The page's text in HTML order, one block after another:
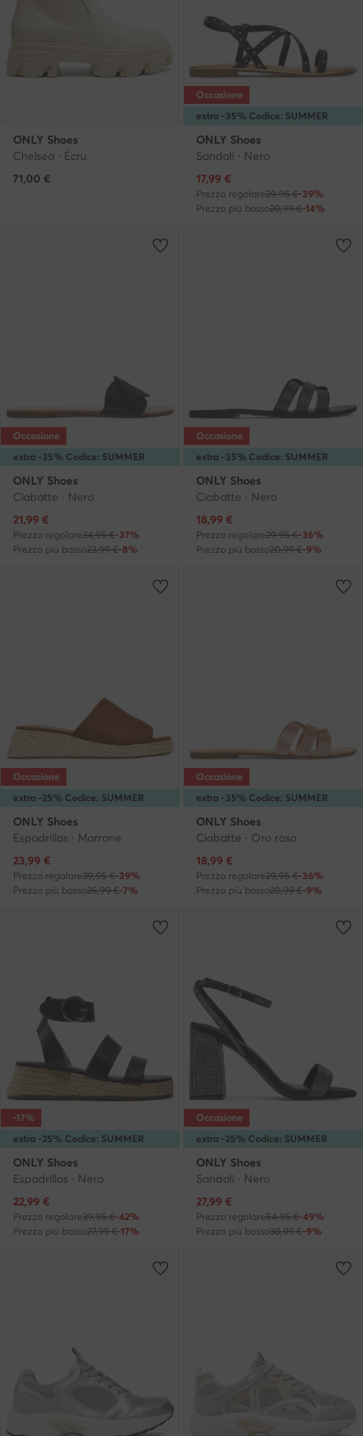
ONLY Shoes
Chelsea · Écru
71,00 €
extra -35% Codice: SUMMER
Occasione
ONLY Shoes
Sandali · Nero
Prezzo attuale
17,99 €
Prezzo regolare29,95 €-39%
Prezzo più basso20,99 €-14%
extra -35% Codice: SUMMER
Occasione
ONLY Shoes
Ciabatte · Nero
Prezzo attuale
21,99 €
Prezzo regolare34,95 €-37%
Prezzo più basso23,99 €-8%
extra -35% Codice: SUMMER
Occasione
ONLY Shoes
Ciabatte · Nero
Prezzo attuale
18,99 €
Prezzo regolare29,95 €-36%
Prezzo più basso20,99 €-9%
extra -25% Codice: SUMMER
Occasione
ONLY Shoes
Espadrillas · Marrone
Prezzo attuale
23,99 €
Prezzo regolare39,95 €-39%
Prezzo più basso25,99 €-7%
extra -35% Codice: SUMMER
Occasione
ONLY Shoes
Ciabatte · Oro rosa
Prezzo attuale
18,99 €
Prezzo regolare29,95 €-36%
Prezzo più basso20,99 €-9%
extra -25% Codice: SUMMER
-17%
ONLY Shoes
Espadrillas · Nero
Prezzo attuale
22,99 €
Prezzo regolare39,95 €-42%
Prezzo più basso27,99 €-17%
extra -25% Codice: SUMMER
Occasione
ONLY Shoes
Sandali · Nero
Prezzo attuale
27,99 €
Prezzo regolare54,95 €-49%
Prezzo più basso30,99 €-9%